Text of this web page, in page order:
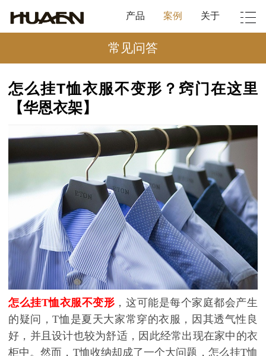
产品 案例 关于
常见问答
怎么挂T恤衣服不变形？窍门在这里
【华恩衣架】
怎么挂T恤衣服不变形 ，这可能是每个家庭都会产生
的疑问，T恤是夏天大家常穿的衣服，因其透气性良
好，并且设计也较为舒适，因此经常出现在家中的衣
柜中。然而，T恤收纳却成了一个大问题，怎么挂T恤